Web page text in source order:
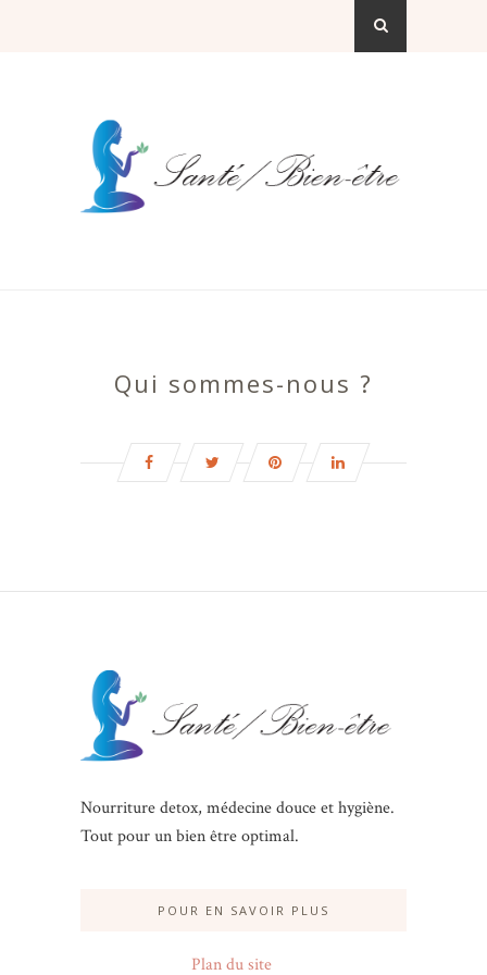
Qui sommes-nous ?
Nourriture detox, médecine douce et hygiène.
Tout pour un bien être optimal.
POUR EN SAVOIR PLUS
Plan du site